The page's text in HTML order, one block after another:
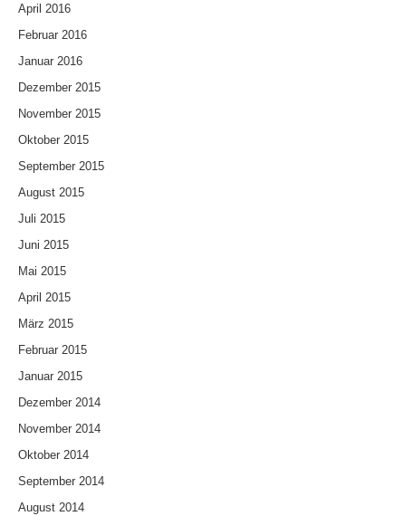
April 2016
Februar 2016
Januar 2016
Dezember 2015
November 2015
Oktober 2015
September 2015
August 2015
Juli 2015
Juni 2015
Mai 2015
April 2015
März 2015
Februar 2015
Januar 2015
Dezember 2014
November 2014
Oktober 2014
September 2014
August 2014